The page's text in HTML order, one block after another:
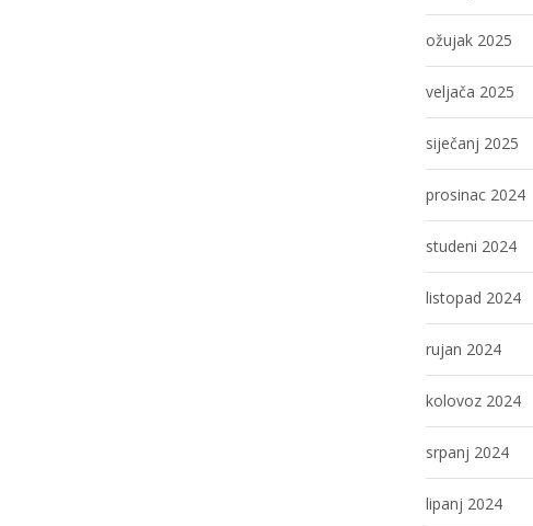
ožujak 2025
veljača 2025
siječanj 2025
prosinac 2024
studeni 2024
listopad 2024
rujan 2024
kolovoz 2024
srpanj 2024
lipanj 2024